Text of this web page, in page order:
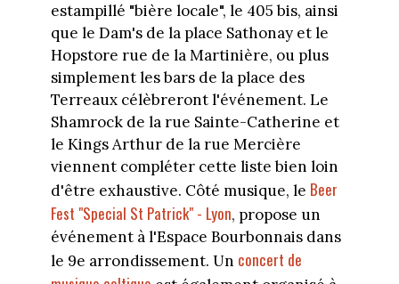
estampillé "bière locale", le 405 bis, ainsi
que le Dam's de la place Sathonay et le
Hopstore rue de la Martinière, ou plus
simplement les bars de la place des
Terreaux célèbreront l'événement. Le
Shamrock de la rue Sainte-Catherine et
le Kings Arthur de la rue Mercière
viennent compléter cette liste bien loin
d'être exhaustive. Côté musique, le Beer
Fest "Special St Patrick" - Lyon, propose un
événement à l'Espace Bourbonnais dans
le 9e arrondissement. Un concert de